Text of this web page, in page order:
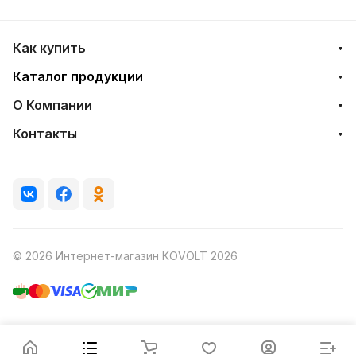
Как купить
Каталог продукции
О Компании
Контакты
© 2026 Интернет-магазин KOVOLT 2026